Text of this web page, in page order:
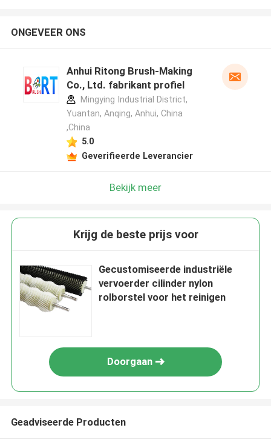
ONGEVEER ONS
Anhui Ritong Brush-Making
Co., Ltd. fabrikant profiel
Mingying Industrial District,
Yuantan, Anqing, Anhui, China
,China
5.0
Geverifieerde Leverancier
Bekijk meer
Krijg de beste prijs voor
Gecustomiseerde industriële
vervoerder cilinder nylon
rolborstel voor het reinigen
Doorgaan
Geadviseerde Producten